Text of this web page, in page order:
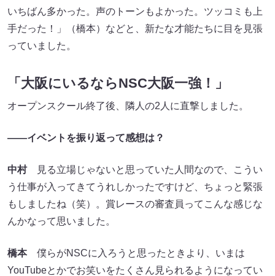
いちばん多かった。声のトーンもよかった。ツッコミも上
手だった！」（橋本）などと、新たな才能たちに目を見張
っていました。
「大阪にいるならNSC大阪一強！」
オープンスクール終了後、隣人の2人に直撃しました。
――イベントを振り返って感想は？
中村
見る立場じゃないと思っていた人間なので、こうい
う仕事が入ってきてうれしかったですけど、ちょっと緊張
もしましたね（笑）。賞レースの審査員ってこんな感じな
んかなって思いました。
橋本 僕らがNSCに入ろうと思ったときより、いまは
YouTubeとかでお笑いをたくさん見られるようになってい